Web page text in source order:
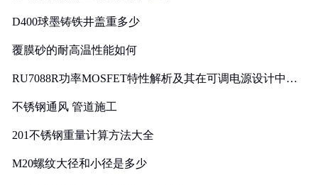
D400球墨铸铁井盖重多少
覆膜砂的耐高温性能如何
RU7088R功率MOSFET特性解析及其在可调电源设计中的
不锈钢通风 管道施工
201不锈钢重量计算方法大全
M20螺纹大径和小径是多少